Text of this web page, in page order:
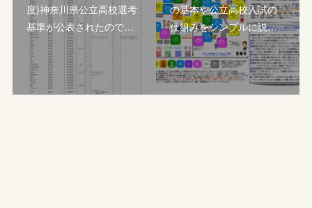
度)神奈川県公立高校選考
基準が公表されたので…
の基本や公立高校入試の
仕組みをシンプルに説…